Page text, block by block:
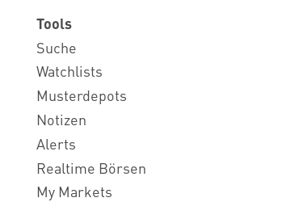
Tools
Suche
Watchlists
Musterdepots
Notizen
Alerts
Realtime Börsen
My Markets